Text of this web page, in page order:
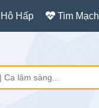
Hô Hấp Tim Mạch